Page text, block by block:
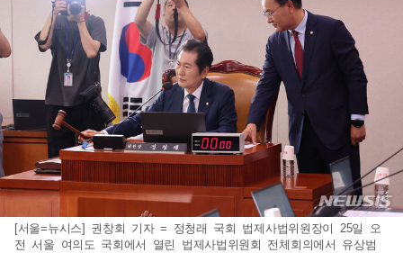
[서울=뉴시스] 권창회 기자 = 정청래 국회 법제사법위원장이 25일 오
전 서울 여의도 국회에서 열린 법제사법위원회 전체회의에서 유상범